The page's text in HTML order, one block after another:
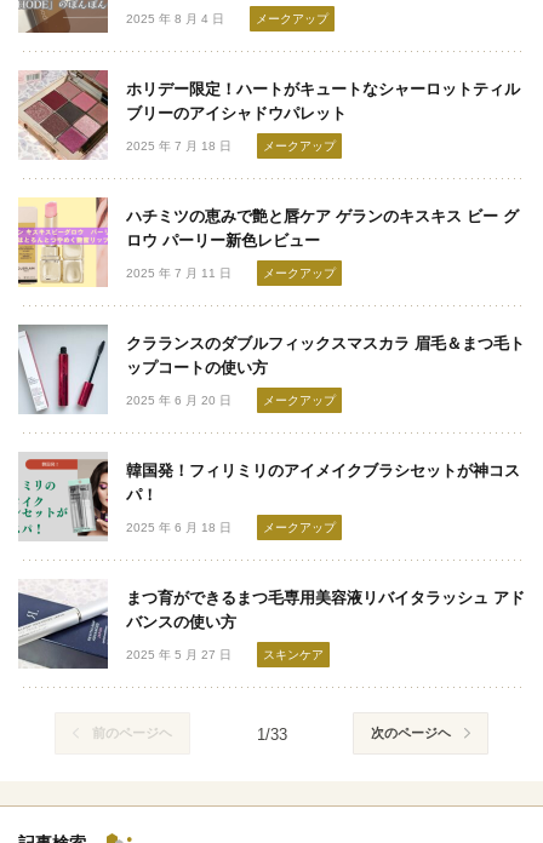
2025 年 8 月 4 日 メークアップ
ホリデー限定！ハートがキュートなシャーロットティル
ブリーのアイシャドウパレット
2025 年 7 月 18 日 メークアップ
ハチミツの恵みで艶と唇ケア ゲランのキスキス ビー グ
ロウ パーリー新色レビュー
2025 年 7 月 11 日 メークアップ
クラランスのダブルフィックスマスカラ 眉毛＆まつ毛ト
ップコートの使い方
2025 年 6 月 20 日 メークアップ
韓国発！フィリミリのアイメイクブラシセットが神コス
パ！
2025 年 6 月 18 日 メークアップ
まつ育ができるまつ毛専用美容液リバイタラッシュ アド
バンスの使い方
2025 年 5 月 27 日 スキンケア
前のページヘ 1/33 次のページヘ